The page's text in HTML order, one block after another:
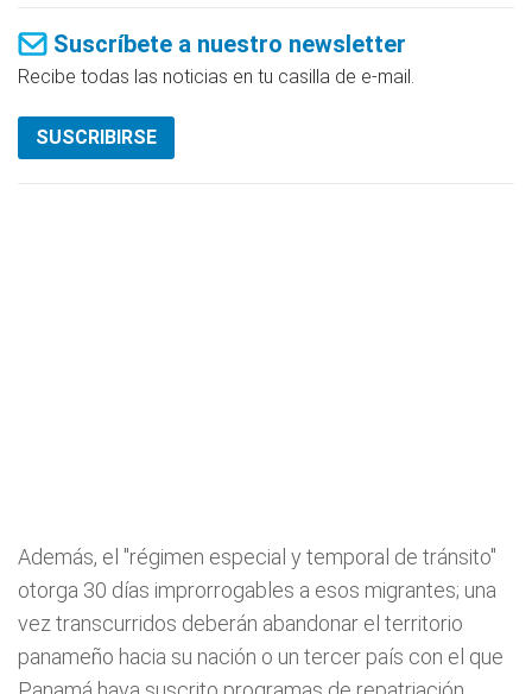
Suscríbete a nuestro newsletter
Recibe todas las noticias en tu casilla de e-mail.
SUSCRIBIRSE
Además, el "régimen especial y temporal de tránsito"
otorga 30 días improrrogables a esos migrantes; una
vez transcurridos deberán abandonar el territorio
panameño hacia su nación o un tercer país con el que